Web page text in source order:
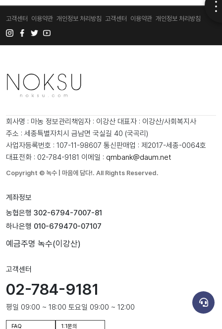
고객센터 이용약관 개인정보 처리방침 고객센터 이용약관 개인정보 처리방침
회사명 : 마농 정보관리책임자 : 이강산 대표자 : 이강산/사회복지사
주소 : 세종특별자치시 금남면 국실길 40 (국곡리)
사업자등록번호 : 107-11-98607 통신판매업 : 제2017-세종-0064호
대표전화 : 02-784-9181 이메일 : qmbank@daum.net
Copyright © 녹수 | 마음에 담다!. All Rights Reserved.
계좌정보
농협은행 302-6794-7007-81
하나은행 010-679470-07107
예금주명 녹수(이강산)
고객센터
02-784-9181
평일 09:00 ~ 18:00 토요일 09:00 ~ 12:00
FAQ 1:1문의